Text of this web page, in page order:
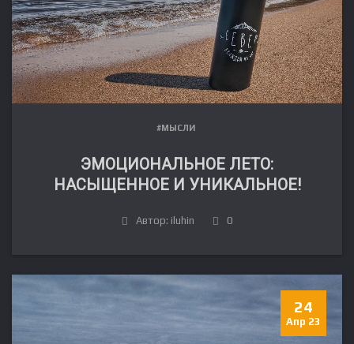
#МЫСЛИ
ЭМОЦИОНАЛЬНОЕ ЛЕТО:
НАСЫЩЕННОЕ И УНИКАЛЬНОЕ!
Автор: iluhin 0
24
Апр 23